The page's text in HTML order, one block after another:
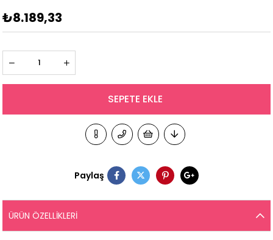
₺8.189,33
Paylaş
ÜRÜN ÖZELLIKLERI